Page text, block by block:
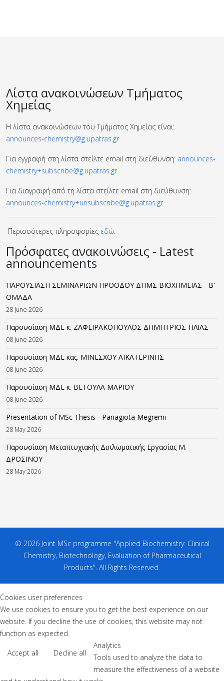
Λίστα ανακοινώσεων Τμήματος
Χημείας
Η λίστα ανακοινώσεων του Τμήματος Χημείας είναι:
announces-chemistry@g.upatras.gr
Για εγγραφή στη λίστα στείλτε email στη διεύθυνση: announces-
chemistry+subscribe@g.upatras.gr
Για διαγραφή από τη λίστα στείλτε email στη διεύθυνση:
announces-chemistry+unsubscribe@g.upatras.gr
Περισσότερες πληροφορίες εδώ
Πρόσφατες ανακοινώσεις - Latest
announcements
ΠΑΡΟΥΣΙΑΣΗ ΣΕΜΙΝΑΡΙΩΝ ΠΡΟΟΔΟΥ ΔΠΜΣ ΒΙΟΧΗΜΕΙΑΣ - B'
ΟΜΑΔΑ
28 June 2026
Παρουσίαση ΜΔΕ κ. ΖΑΦΕΙΡΑΚΟΠΟΥΛΟΣ ΔΗΜΗΤΡΙΟΣ-ΗΛΙΑΣ
08 June 2026
Παρουσίαση ΜΔΕ κας. ΜΙΝΕΣΧΟΥ ΑΙΚΑΤΕΡΙΝΗΣ
08 June 2026
Παρουσίαση ΜΔΕ κ. ΒΕΤΟΥΛΑ ΜΑΡΙΟΥ
08 June 2026
Presentation of MSc Thesis - Panagiota Megremi
28 May 2026
Παρουσίαση Μεταπτυχιακής Διπλωματικής Εργασίας M.
ΔΡΟΣΙΝΟΥ
28 May 2026
© 2026 Joint MSc programme "Applied Biochemistry: Clinical
Chemistry, Biotechnology, Evaluation of Pharmaceutical
Products". All Rights Reserved.
Cookies user preferences
We use cookies to ensure you to get the best experience on our
website. If you decline the use of cookies, this website may not
function as expected.
Accept all Decline all
Analytics
Tools used to analyze the data to
measure the effectiveness of a website